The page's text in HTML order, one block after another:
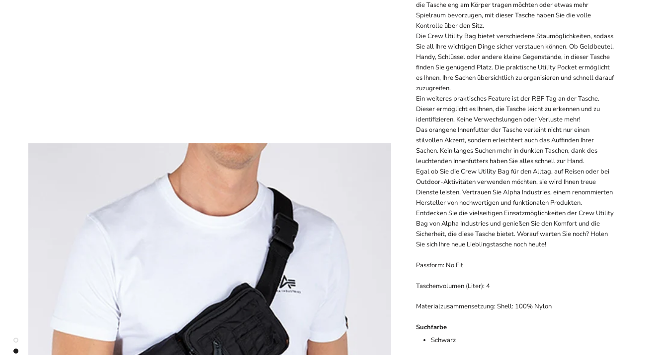
die Tasche eng am Körper tragen möchten oder etwas mehr
Spielraum bevorzugen, mit dieser Tasche haben Sie die volle
Kontrolle über den Sitz.
Die Crew Utility Bag bietet verschiedene Staumöglichkeiten, sodass
Sie all Ihre wichtigen Dinge sicher verstauen können. Ob Geldbeutel,
Handy, Schlüssel oder andere kleine Gegenstände, in dieser Tasche
finden Sie genügend Platz. Die praktische Utility Pocket ermöglicht
es Ihnen, Ihre Sachen übersichtlich zu organisieren und schnell darauf
zuzugreifen.
Ein weiteres praktisches Feature ist der RBF Tag an der Tasche.
Dieser ermöglicht es Ihnen, die Tasche leicht zu erkennen und zu
identifizieren. Keine Verwechslungen oder Verluste mehr!
Das orangene Innenfutter der Tasche verleiht nicht nur einen
stilvollen Akzent, sondern erleichtert auch das Auffinden Ihrer
Sachen. Kein langes Suchen mehr in dunklen Taschen, dank des
leuchtenden Innenfutters haben Sie alles schnell zur Hand.
Egal ob Sie die Crew Utility Bag für den Alltag, auf Reisen oder bei
Outdoor-Aktivitäten verwenden möchten, sie wird Ihnen treue
Dienste leisten. Vertrauen Sie Alpha Industries, einem renommierten
Hersteller von hochwertigen und funktionalen Produkten.
Entdecken Sie die vielseitigen Einsatzmöglichkeiten der Crew Utility
Bag von Alpha Industries und genießen Sie den Komfort und die
Sicherheit, die diese Tasche bietet. Worauf warten Sie noch? Holen
Sie sich Ihre neue Lieblingstasche noch heute!
Passform: No Fit
Taschenvolumen (Liter): 4
Materialzusammensetzung: Shell: 100% Nylon
Suchfarbe
Schwarz